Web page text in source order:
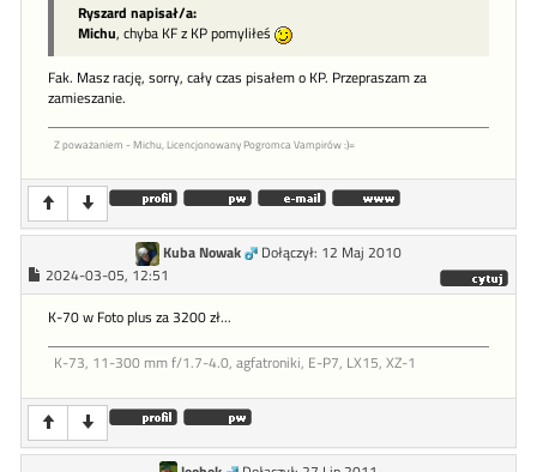
Ryszard napisał/a:
Michu, chyba KF z KP pomyliłeś
Fak. Masz rację, sorry, cały czas pisałem o KP. Przepraszam za
zamieszanie.
Z poważaniem - Michu, Licencjonowany Pogromca Vampirów :)=
Kuba Nowak
Dołączył: 12 Maj 2010
2024-03-05, 12:51
K-70 w Foto plus za 3200 zł...
K-73, 11-300 mm f/1.7-4.0, agfatroniki, E-P7, LX15, XZ-1